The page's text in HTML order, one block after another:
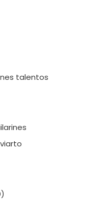
talentos